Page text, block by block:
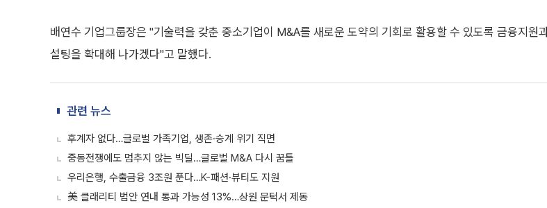
배연수 기업그룹장은 "기술력을 갖춘 중소기업이 M&A를 새로운 도약의 기회로 활용할 수 있도록 금융지원
설팅을 확대해 나가겠다"고 말했다.
관련 뉴스
후계자 없다…글로벌 가족기업, 생존·승계 위기 직면
중동전쟁에도 멈추지 않는 빅딜…글로벌 M&A 다시 꿈틀
우리은행, 수출금융 3조원 푼다…K-패션·뷰티도 지원
美 클래리티 법안 연내 통과 가능성 13%…상원 문턱서 제동